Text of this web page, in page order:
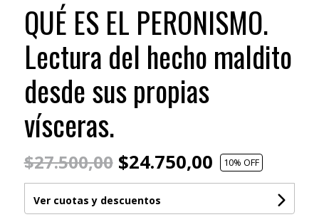
QUÉ ES EL PERONISMO.
Lectura del hecho maldito
desde sus propias
vísceras.
$27.500,00$24.750,00 10% OFF
Ver cuotas y descuentos